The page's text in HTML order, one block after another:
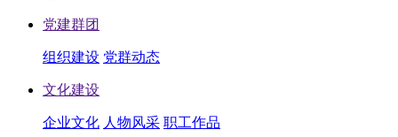
党建群团
组织建设 党群动态
文化建设
企业文化 人物风采 职工作品